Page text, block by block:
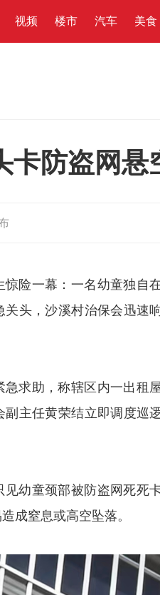
视频 楼市 汽车 美食
卡防盗网
险一幕：一名幼童独自
头，沙溪村治保会迅速
求助，称辖区内一出租
主任黄荣结立即调度巡
幼童颈部被防盗网死死
成窒息或高空坠落。